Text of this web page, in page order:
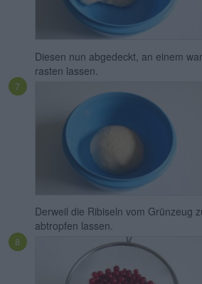
Diesen nun abgedeckt, an einem
rasten lassen.
Derweil die Ribiseln vom Grünzeug
abtropfen lassen.